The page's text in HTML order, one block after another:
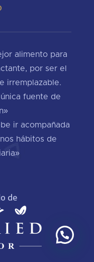
alimento para
por ser el
irremplazable.
fuente de
ir acompañada
hábitos de
de